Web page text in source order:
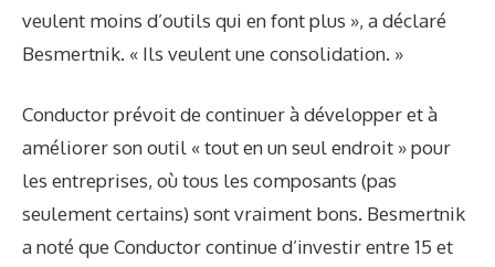
veulent moins d’outils qui en font plus », a déclaré
Besmertnik. « Ils veulent une consolidation. »
Conductor prévoit de continuer à développer et à
améliorer son outil « tout en un seul endroit » pour
les entreprises, où tous les composants (pas
seulement certains) sont vraiment bons. Besmertnik
a noté que Conductor continue d’investir entre 15 et